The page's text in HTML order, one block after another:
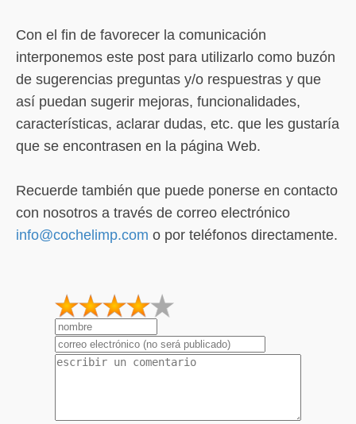
Con el fin de favorecer la comunicación
interponemos este post para utilizarlo como buzón
de sugerencias preguntas y/o respuestras y que
así puedan sugerir mejoras, funcionalidades,
características, aclarar dudas, etc. que les gustaría
que se encontrasen en la página Web.
Recuerde también que puede ponerse en contacto
con nosotros a través de correo electrónico
info@cochelimp.com o por teléfonos directamente.
2
1